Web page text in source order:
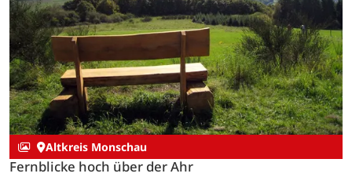
Altkreis Monschau
Fernblicke hoch über der Ahr